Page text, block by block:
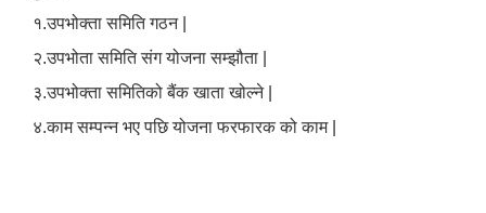
१.उपभोक्ता समिति गठन |
२.उपभोता समिति संग योजना सम्झौता |
३.उपभोक्ता समितिको बैंक खाता खोल्ने |
४.काम सम्पन्न भए पछि योजना फरफारक को काम |